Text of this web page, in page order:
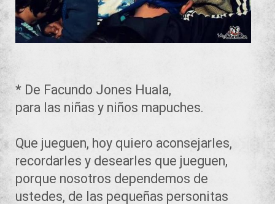
* De Facundo Jones Huala,
para las niñas y niños mapuches.
Que jueguen, hoy quiero aconsejarles,
recordarles y desearles que jueguen,
porque nosotros dependemos de
ustedes, de las pequeñas personitas